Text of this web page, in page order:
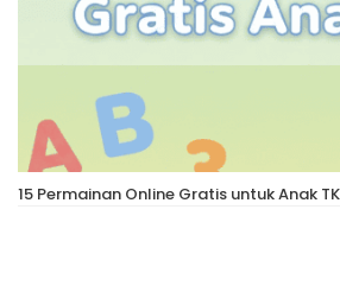
15 Permainan Online Gratis untuk Anak